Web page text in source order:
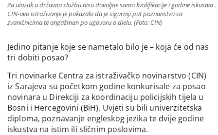
Za ulazak u državnu službu nisu dovoljne samo kvalifikacije i godine iskustva .
CIN-ovo istraživanje je pokazalo da je sigurniji put poznanstvo sa
zvaničnicima te angažman po ugovoru o djelu. (Foto: CIN)
Jedino pitanje koje se nametalo bilo je – koja će od nas
tri dobiti posao?
Tri novinarke Centra za istraživačko novinarstvo (CIN)
iz Sarajeva su početkom godine konkurisale za posao
novinara u Direkciji za koordinaciju policijskih tijela u
Bosni i Hercegovini (BiH). Uvjeti su bili univerzitetska
diploma, poznavanje engleskog jezika te dvije godine
iskustva na istim ili sličnim poslovima.